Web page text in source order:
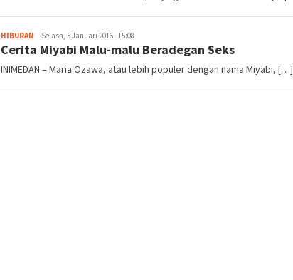
HIBURAN redaksi
Selasa, 5 Januari 2016 - 15:08
Cerita Miyabi Malu-malu Beradegan Seks
INIMEDAN – Maria Ozawa, atau lebih populer dengan nama Miyabi, […]